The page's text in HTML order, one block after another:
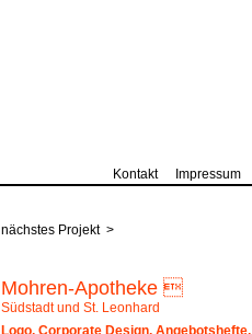
Kontakt Impressum
nächstes Projekt >
Mohren-Apotheke 
Südstadt und St. Leonhard
Logo, Corporate Design, Angebotshefte,